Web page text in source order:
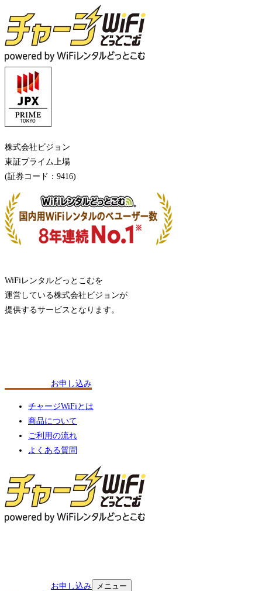
株式会社ビジョン
東証プライム上場
(証券コード： 9416)
WiFiレンタルどっとこむを
運営している株式会社ビジョンが
提供するサービスとなります。
お申し込み
チャージWiFiとは
商品について
ご利用の流れ
よくある質問
お申し込み メニュー